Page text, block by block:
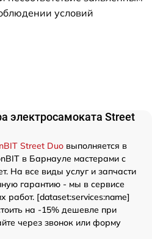
условий
электросамоката Street
Street Duo выполняется в
в Барнауле мастерами с
На все виды услуг и запчасти
гарантию - мы в сервисе
работ. [dataset:services:name]
на -15% дешевле при
через звонок или форму